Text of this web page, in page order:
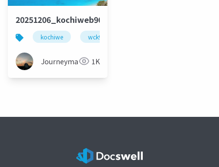
20251206_kochiweb90_beajouneyman
kochiwe wck90
Journeyman 1K